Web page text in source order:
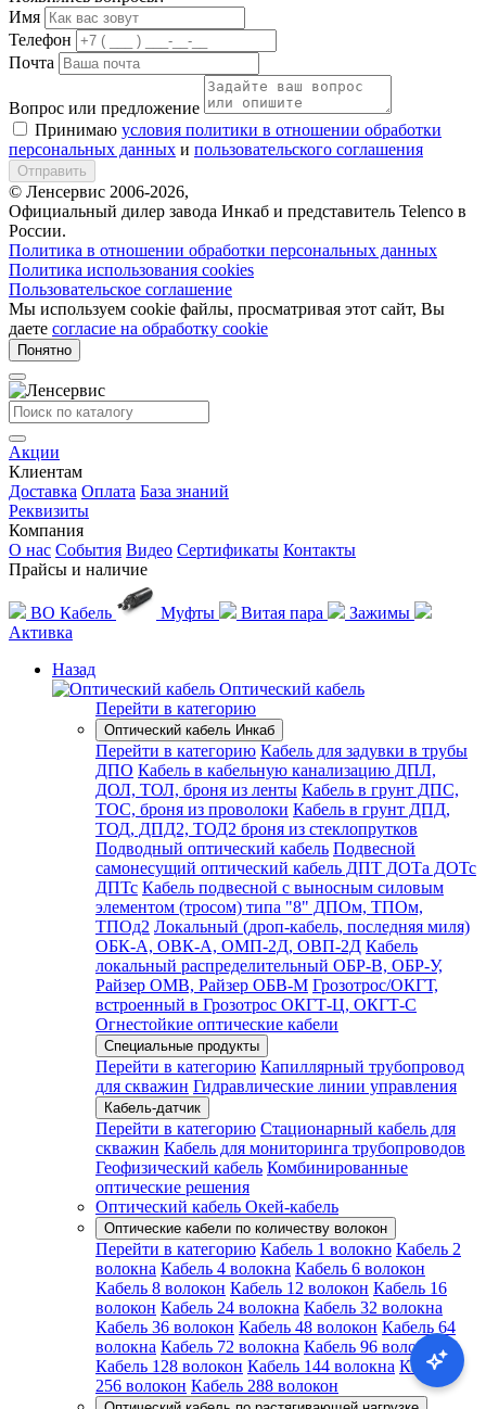
Имя
Телефон
Почта
Вопрос или предложение
Принимаю условия политики в отношении обработки
персональных данных и пользовательского соглашения
Отправить
© Ленсервис 2006-2026,
Официальный дилер завода Инкаб и представитель Telenco в
России.
Политика в отношении обработки персональных данных
Политика использования cookies
Пользовательское соглашение
Мы используем cookie файлы, просматривая этот сайт, Вы
даете согласие на обработку cookie
Понятно
Акции
Клиентам
Доставка Оплата База знаний
Реквизиты
Компания
О нас События Видео Сертификаты Контакты
Прайсы и наличие
ВО Кабель Муфты Витая пара
Зажимы
Активка
Назад
Оптический кабель
Перейти в категорию
Оптический кабель Инкаб
Перейти в категорию Кабель для задувки в трубы
ДПО Кабель в кабельную канализацию ДПЛ,
ДОЛ, ТОЛ, броня из ленты Кабель в грунт ДПС,
ТОС, броня из проволоки Кабель в грунт ДПД,
ТОД, ДПД2, ТОД2 броня из стеклопрутков
Подводный оптический кабель Подвесной
самонесущий оптический кабель ДПТ ДОТа ДОТс
ДПТс Кабель подвесной с выносным силовым
элементом (тросом) типа "8" ДПОм, ТПОм,
ТПОд2 Локальный (дроп-кабель, последняя миля)
ОБК-А, ОВК-А, ОМП-2Д, ОВП-2Д Кабель
локальный распределительный ОБР-В, ОБР-У,
Райзер ОМВ, Райзер ОБВ-М Грозотрос/ОКГТ,
встроенный в Грозотрос ОКГТ-Ц, ОКГТ-С
Огнестойкие оптические кабели
Специальные продукты
Перейти в категорию Капиллярный трубопровод
для скважин Гидравлические линии управления
Кабель-датчик
Перейти в категорию Стационарный кабель для
скважин Кабель для мониторинга трубопроводов
Геофизический кабель Комбинированные
оптические решения
Оптический кабель Окей-кабель
Оптические кабели по количеству волокон
Перейти в категорию Кабель 1 волокно Кабель 2
волокна Кабель 4 волокна Кабель 6 волокон
Кабель 8 волокон Кабель 12 волокон Кабель 16
волокон Кабель 24 волокна Кабель 32 волокна
Кабель 36 волокон Кабель 48 волокон Кабель 64
волокна Кабель 72 волокна Кабель 96 волокон
Кабель 128 волокон Кабель 144 волокна Кабель
256 волокон Кабель 288 волокон